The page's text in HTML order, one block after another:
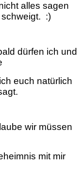
alles sagen
:)
dürfen ich und
euch natürlich
wir müssen
mit mir